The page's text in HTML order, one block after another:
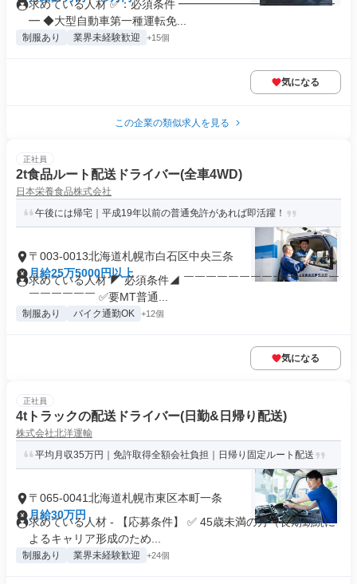
求めている人材 ✅：必須条件 ━━━━━━━━━━━━━━
━ ◆大型自動車第一種運転免...
制服あり 業界未経験歓迎 +15個
気になる
この企業の類似求人を見る
正社員
2t食品ルート配送ドライバー(全車4WD)
日本栄養食品株式会社
午後には帰宅｜平成19年以前の普通免許があれば即活躍！
〒003-0013北海道札幌市白石区中央三条
月給25万5000円以上
求めている人材 ◤ 必須条件◢ ￣￣￣￣￣￣￣￣￣￣￣￣￣￣
￣￣￣￣￣￣ ✅要MT普通...
制服あり バイク通勤OK +12個
気になる
正社員
4tトラックの配送ドライバー(日勤&日帰り配送)
株式会社北洋運輸
平均月収35万円｜免許取得全額会社負担｜日帰り固定ルート配送
〒065-0041北海道札幌市東区本町一条
月給30万円
求めている人材 - 【応募条件】 ✅ 45歳未満の方（長期勤続に
よるキャリア形成のため...
制服あり 業界未経験歓迎 +24個